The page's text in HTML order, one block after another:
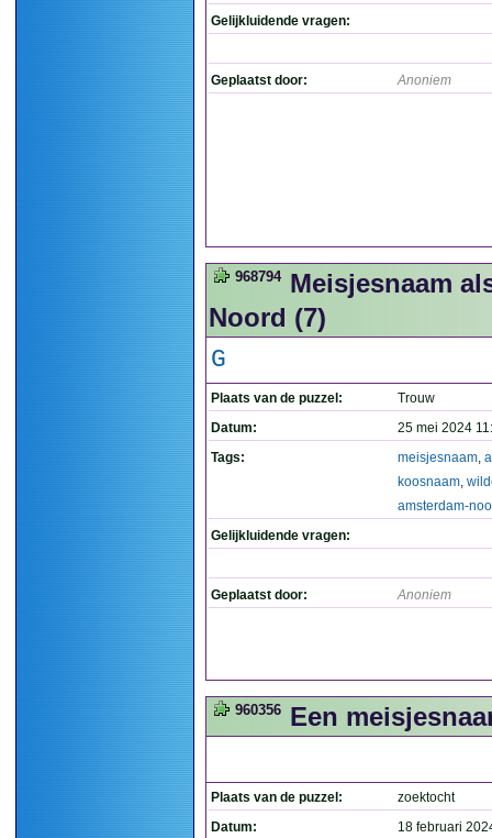
Gelijkluidende vragen:
Geplaatst door: Anoniem
968794 Meisjesnaam
Noord (7)
G
Plaats van de puzzel:
Trouw
Datum:
25 mei 2024
Tags:
meisjesnaam,
koosnaam,
amsterdam-
Gelijkluidende vragen:
Geplaatst door: Anoniem
960356 Een
Plaats van de puzzel:
zoektocht
Datum:
18 februari